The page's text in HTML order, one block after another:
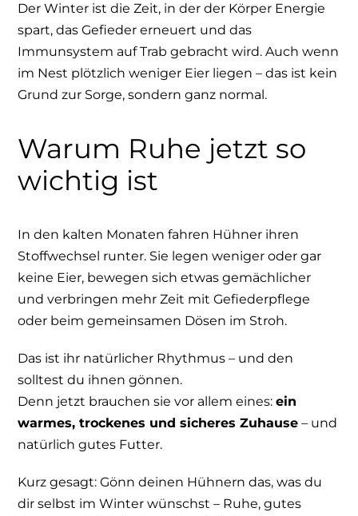
Der Winter ist die Zeit, in der der Körper Energie
spart, das Gefieder erneuert und das
Immunsystem auf Trab gebracht wird. Auch wenn
im Nest plötzlich weniger Eier liegen – das ist kein
Grund zur Sorge, sondern ganz normal.
Warum Ruhe jetzt so
wichtig ist
In den kalten Monaten fahren Hühner ihren
Stoffwechsel runter. Sie legen weniger oder gar
keine Eier, bewegen sich etwas gemächlicher
und verbringen mehr Zeit mit Gefiederpflege
oder beim gemeinsamen Dösen im Stroh.
Das ist ihr natürlicher Rhythmus – und den
solltest du ihnen gönnen.
Denn jetzt brauchen sie vor allem eines:ein
warmes, trockenes und sicheres Zuhause – und
natürlich gutes Futter.
Kurz gesagt: Gönn deinen Hühnern das, was du
dir selbst im Winter wünschst – Ruhe, gutes